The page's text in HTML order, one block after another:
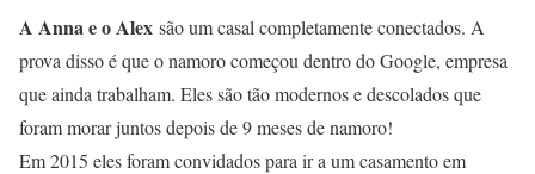
A Anna e o Alex são um casal completamente conectados. A
prova disso é que o namoro começou dentro do Google, empresa
que ainda trabalham. Eles são tão modernos e descolados que
foram morar juntos depois de 9 meses de namoro!
Em 2015 eles foram convidados para ir a um casamento em